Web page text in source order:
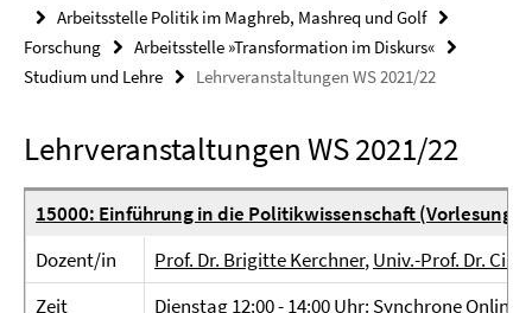
Arbeitsstelle Politik im Maghreb, Mashreq und Golf
Forschung
Arbeitsstelle »Transformation im Diskurs«
Studium und Lehre
Lehrveranstaltungen WS 2021/22
Lehrveranstaltungen WS 2021/22
15000: Einführung in die Politikwissenschaft (Vorlesung)
Dozent/in
Prof. Dr. Brigitte Kerchner,Univ.-Prof. Dr.
Zeit
Dienstag 12:00 - 14:00 Uhr: Synchrone